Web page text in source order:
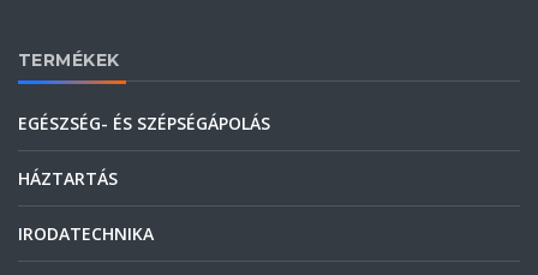
TERMÉKEK
EGÉSZSÉG- ÉS SZÉPSÉGÁPOLÁS
HÁZTARTÁS
IRODATECHNIKA